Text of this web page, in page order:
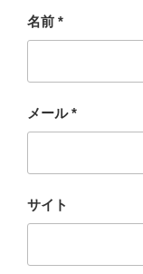
名前 *
メール*
サイト